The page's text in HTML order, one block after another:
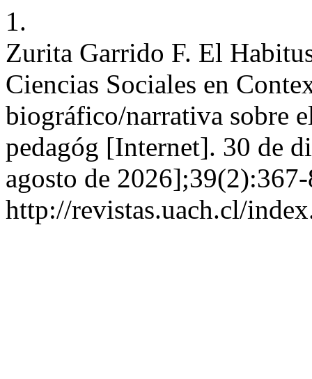
1.
Zurita Garrido F. El
Ciencias Sociales en
biográfico/narrativa sobre
pedagóg [Internet]. 30 de
agosto de
http://revistas.uach.cl/